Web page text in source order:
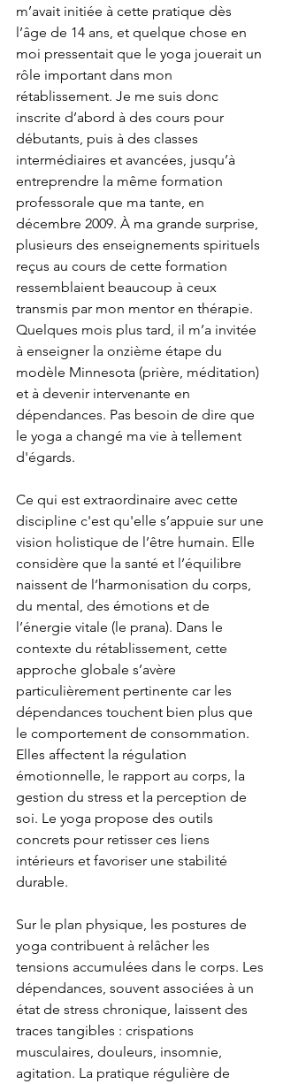
m’avait initiée à cette pratique dès
l’âge de 14 ans, et quelque chose en
moi pressentait que le yoga jouerait un
rôle important dans mon
rétablissement. Je me suis donc
inscrite d’abord à des cours pour
débutants, puis à des classes
intermédiaires et avancées, jusqu’à
entreprendre la même formation
professorale que ma tante, en
décembre 2009. À ma grande surprise,
plusieurs des enseignements spirituels
reçus au cours de cette formation
ressemblaient beaucoup à ceux
transmis par mon mentor en thérapie.
Quelques mois plus tard, il m’a invitée
à enseigner la onzième étape du
modèle Minnesota (prière, méditation)
et à devenir intervenante en
dépendances. Pas besoin de dire que
le yoga a changé ma vie à tellement
d'égards.
Ce qui est extraordinaire avec cette
discipline c'est qu'elle s’appuie sur une
vision holistique de l’être humain. Elle
considère que la santé et l’équilibre
naissent de l’harmonisation du corps,
du mental, des émotions et de
l’énergie vitale (le prana). Dans le
contexte du rétablissement, cette
approche globale s’avère
particulièrement pertinente car les
dépendances touchent bien plus que
le comportement de consommation.
Elles affectent la régulation
émotionnelle, le rapport au corps, la
gestion du stress et la perception de
soi. Le yoga propose des outils
concrets pour retisser ces liens
intérieurs et favoriser une stabilité
durable.
Sur le plan physique, les postures de
yoga contribuent à relâcher les
tensions accumulées dans le corps. Les
dépendances, souvent associées à un
état de stress chronique, laissent des
traces tangibles : crispations
musculaires, douleurs, insomnie,
agitation. La pratique régulière de